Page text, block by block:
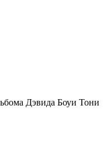
Дэвида Боуи Тони